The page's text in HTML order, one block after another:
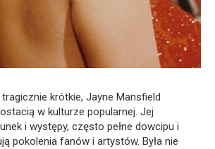
krótkie, Jayne Mansfield
w kulturze popularnej. Jej
i występy, często pełne dowcipu i
pokolenia fanów i artystów. Była nie